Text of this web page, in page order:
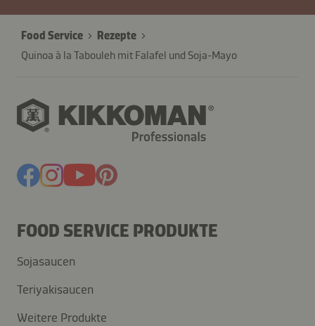
Food Service
Rezepte
Quinoa à la Tabouleh mit Falafel und Soja-Mayo
FOOD SERVICE PRODUKTE
Sojasaucen
Teriyakisaucen
Weitere Produkte